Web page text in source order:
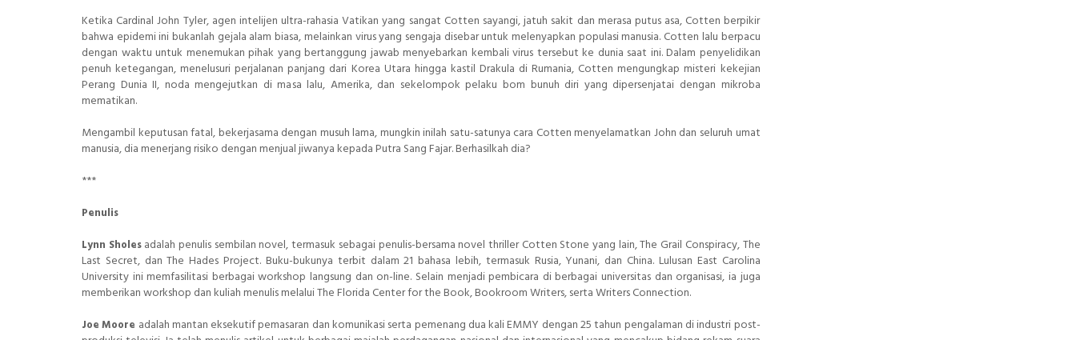
Ketika Cardinal John Tyler, agen intelijen ultra-rahasia Vatikan yang sangat Cotten sayangi, jatuh sakit dan merasa putus asa, Cotten berpikir
bahwa epidemi ini bukanlah gejala alam biasa, melainkan virus yang sengaja disebar untuk melenyapkan populasi manusia. Cotten lalu berpacu
dengan waktu untuk menemukan pihak yang bertanggung jawab menyebarkan kembali virus tersebut ke dunia saat ini. Dalam penyelidikan
penuh ketegangan, menelusuri perjalanan panjang dari Korea Utara hingga kastil Drakula di Rumania, Cotten mengungkap misteri kekejian
Perang Dunia II, noda mengejutkan di masa lalu, Amerika, dan sekelompok pelaku bom bunuh diri yang dipersenjatai dengan mikroba
mematikan.
Mengambil keputusan fatal, bekerjasama dengan musuh lama, mungkin inilah satu-satunya cara Cotten menyelamatkan John dan seluruh umat
manusia, dia menerjang risiko dengan menjual jiwanya kepada Putra Sang Fajar. Berhasilkah dia?
***
Penulis
Lynn Sholesadalah penulis sembilan novel, termasuk sebagai penulis-bersama novel thriller Cotten Stone yang lain, The Grail Conspiracy, The
Last Secret, dan The Hades Project. Buku-bukunya terbit dalam 21 bahasa lebih, termasuk Rusia, Yunani, dan China. Lulusan East Carolina
University ini memfasilitasi berbagai workshop langsung dan on-line. Selain menjadi pembicara di berbagai universitas dan organisasi, ia juga
memberikan workshop dan kuliah menulis melalui The Florida Center for the Book, Bookroom Writers, serta Writers Connection.
Joe Moore adalah mantan eksekutif pemasaran dan komunikasi serta pemenang dua kali EMMY dengan 25 tahun pengalaman di industri post-